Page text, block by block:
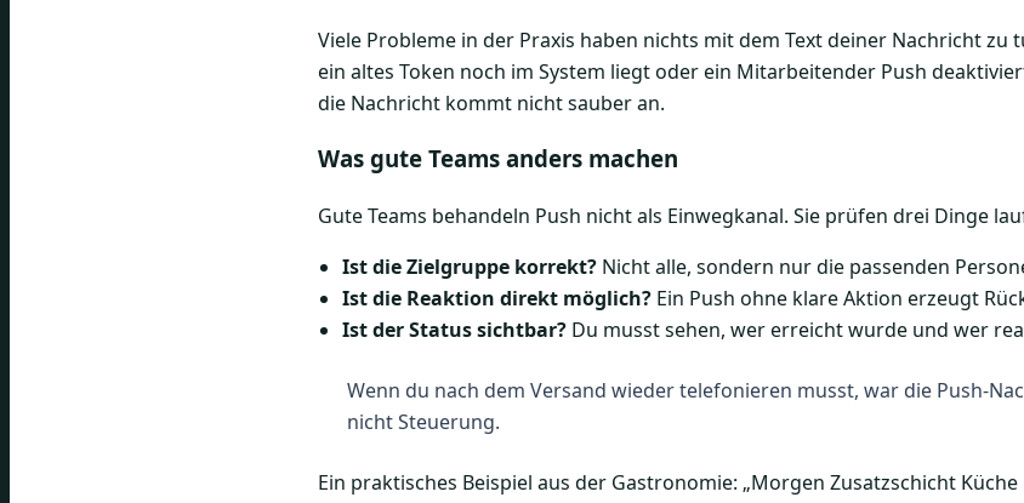
Viele Probleme in der Praxis haben nichts mit dem Text deiner Nachricht zu
ein altes Token noch im System liegt oder ein Mitarbeitender Push
die Nachricht kommt nicht sauber an.
Was gute Teams anders machen
Gute Teams behandeln Push nicht als Einwegkanal. Sie prüfen drei Dinge
Ist die Zielgruppe korrekt? Nicht alle, sondern nur die passenden
Ist die Reaktion direkt möglich? Ein Push ohne klare Aktion erzeugt
Ist der Status sichtbar? Du musst sehen, wer erreicht wurde und wer
Wenn du nach dem Versand wieder telefonieren musst, war die Push-
nicht Steuerung.
Ein praktisches Beispiel aus der Gastronomie: „Morgen Zusatzschicht Küche